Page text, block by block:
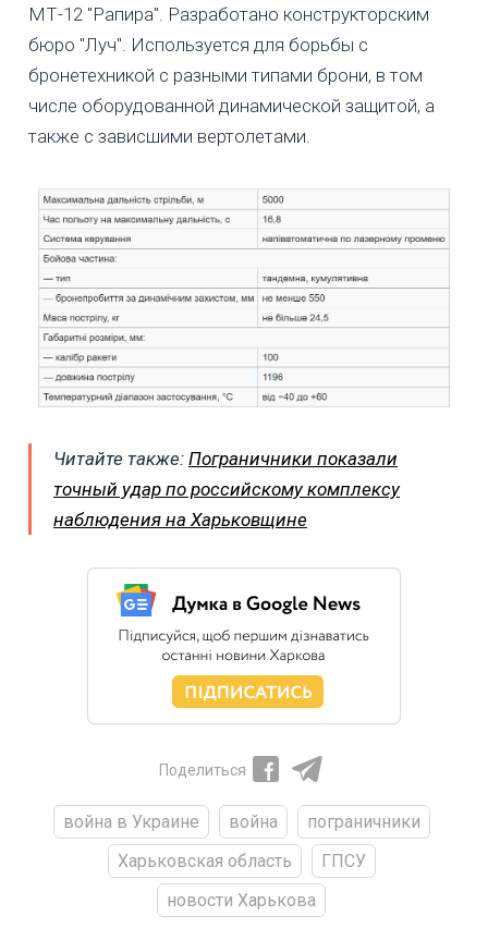
МТ-12 "Рапира". Разработано конструкторским
бюро "Луч". Используется для борьбы с
бронетехникой с разными типами брони, в том
числе оборудованной динамической защитой, а
также с зависшими вертолетами.
Читайте также: Пограничники показали
точный удар по российскому комплексу
наблюдения на Харьковщине
Поделиться
война в Украине война
пограничники
Харьковская область
ГПСУ
новости Харькова